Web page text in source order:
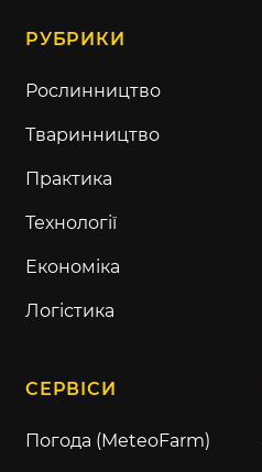
РУБРИКИ
Рослинництво
Тваринництво
Практика
Технології
Економіка
Логістика
СЕРВІСИ
Погода (MeteoFarm)